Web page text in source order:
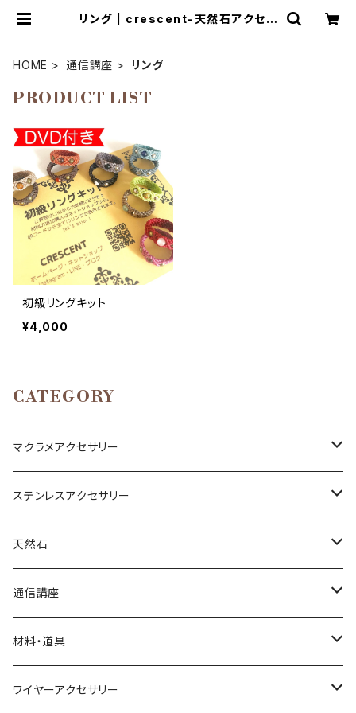
リング | crescent-天然石アクセサ
HOME 通信講座 リング
PRODUCT LIST
初級リングキット
¥4,000
CATEGORY
マクラメアクセサリー
ネックレス
ブレスレット
リング
ピアス
小物
ステンレスアクセサリー
ネックレス
ピアス
天然石
丸玉
アベンチュリン
オニキス
カボション
アクアマリン
ポイント
通信講座
ブレスレット
リング
材料・道具
材料
ワイヤーアクセサリー